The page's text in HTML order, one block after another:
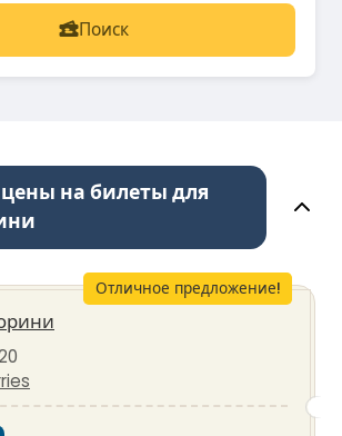
Поиск
на билеты для
Отличное предложение!